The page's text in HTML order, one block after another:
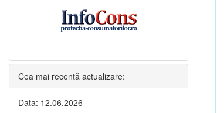
Cea mai recentă actualizare:
Data: 12.06.2026